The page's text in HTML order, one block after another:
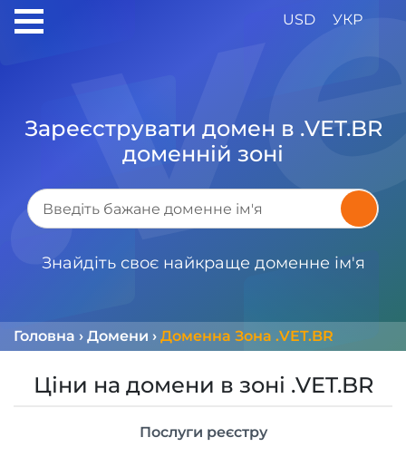
USD УКР
Зареєструвати домен в .VET.BR
доменній зоні
Знайдіть своє найкраще доменне ім'я
Головна › Домени › Доменна Зона .VET.BR
Ціни на домени в зоні .VET.BR
Послуги реєстру